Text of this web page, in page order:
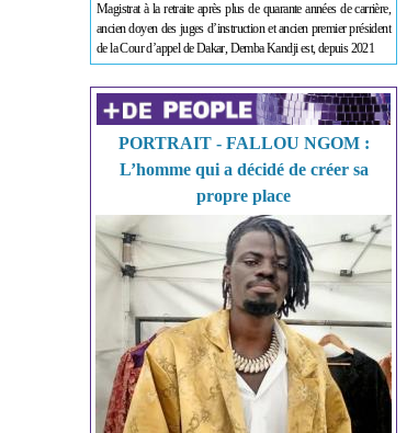
Magistrat à la retraite après plus de quarante années de carrière,
ancien doyen des juges d’instruction et ancien premier président
de la Cour d’appel de Dakar, Demba Kandji est, depuis 2021
PORTRAIT - FALLOU NGOM :
L’homme qui a décidé de créer sa
propre place